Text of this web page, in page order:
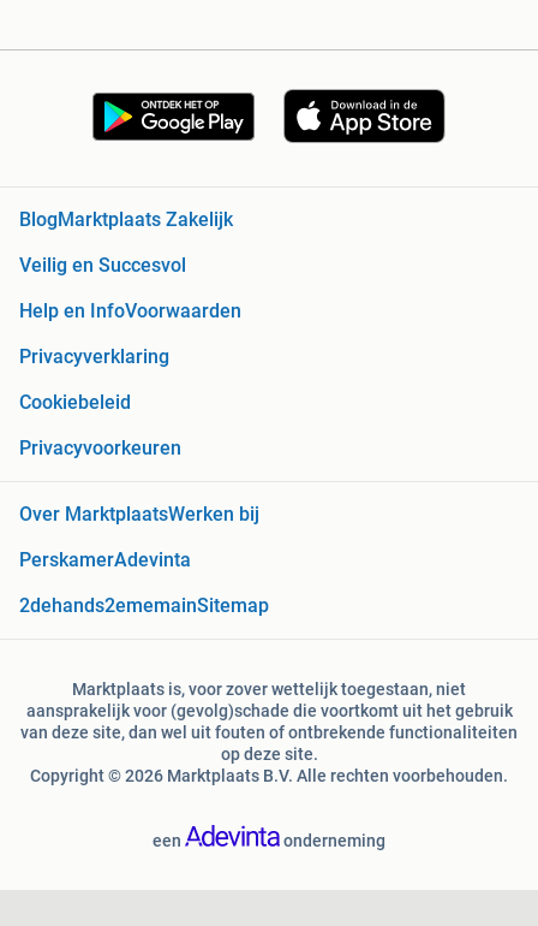
BlogMarktplaats Zakelijk
Veilig en Succesvol
Help en InfoVoorwaarden
Privacyverklaring
Cookiebeleid
Privacyvoorkeuren
Over MarktplaatsWerken bij
PerskamerAdevinta
2dehands2ememainSitemap
Marktplaats is, voor zover wettelijk toegestaan, niet
aansprakelijk voor (gevolg)schade die voortkomt uit het gebruik
van deze site, dan wel uit fouten of ontbrekende functionaliteiten
op deze site.
Copyright © 2026 Marktplaats B.V. Alle rechten voorbehouden.
een onderneming